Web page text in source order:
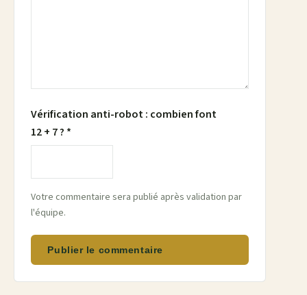
Vérification anti-robot : combien font
12 + 7 ? *
Votre commentaire sera publié après validation par
l'équipe.
Publier le commentaire